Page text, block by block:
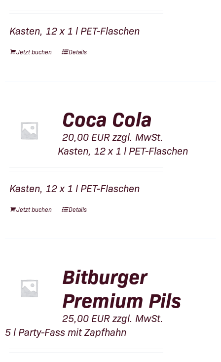
Kasten, 12 x 1 l PET-Flaschen
Jetzt buchen Details
Coca Cola
20,00EURzzgl. MwSt.
Kasten, 12 x 1 l PET-Flaschen
Kasten, 12 x 1 l PET-Flaschen
Jetzt buchen Details
Bitburger
Premium Pils
25,00EURzzgl. MwSt.
5 l Party-Fass mit Zapfhahn